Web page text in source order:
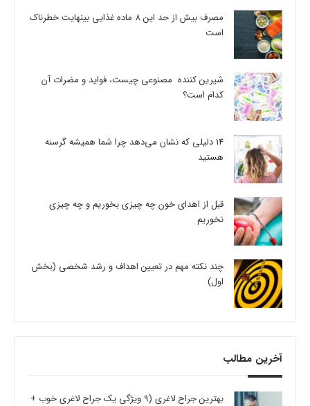
مصرف بیش از حد این 8 ماده غذایی بینهایت خطرناک
است
شیرین کننده مصنوعی چیست، فواید و مضرات آن
کدام است؟
14 دلیلی که نشان می‌دهد چرا شما همیشه گرسنه
هستید
قبل از اهدای خون چه چیزی بخوریم و چه چیزی
نخوریم
چند نکته مهم در تعیین اهداف و رشد شخصی (بخش
اول)
آخرین مطالب
بهترین جراح لاغری (9 ویژگی یک جراح لاغری خوب +